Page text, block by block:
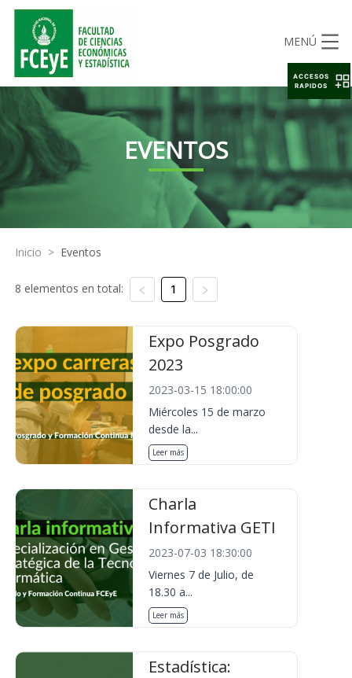
MENÚ
EVENTOS
Inicio > Eventos
8 elementos en total: 1
Expo Posgrado
2023
2023-03-15 18:00:00
Miércoles 15 de marzo
desde la...
Leer más
Charla
Informativa GETI
2023-07-03 18:30:00
Viernes 7 de Julio, de
18.30 a...
Leer más
Estadística:
ACCESOS
RAPIDOS